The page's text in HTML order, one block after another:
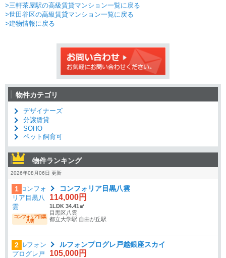
>三軒茶屋駅の高級賃貸マンション一覧に戻る
>世田谷区の高級賃貸マンション一覧に戻る
>建物情報に戻る
物件カテゴリ
デザイナーズ
分譲賃貸
SOHO
ペット飼育可
物件ランキング
2026年08月06日 更新
1
コンフォリア目黒
八雲
コンフォリア目黒八雲
114,000円
1LDK 34.41㎡
目黒区八雲
都立大学駅 自由が丘駅
2 ルフォンプログレ戸越銀座スカイ
105,000円